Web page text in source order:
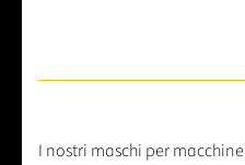
I nostri maschi per